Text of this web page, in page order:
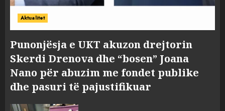
Aktualitet
Punonjësja e UKT akuzon drejtorin
Skerdi Drenova dhe “bosen” Joana
Nano për abuzim me fondet publike
dhe pasuri të pajustifikuar